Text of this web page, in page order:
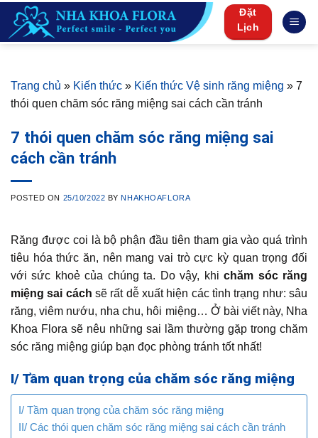
content
Đặt
Lịch
Trang chủ » Kiến thức » Kiến thức Vệ sinh răng miệng » 7
thói quen chăm sóc răng miệng sai cách cần tránh
7 thói quen chăm sóc răng miệng sai
cách cần tránh
POSTED ON 25/10/2022 BYNHAKHOAFLORA
Răng được coi là bộ phận đầu tiên tham gia vào quá trình
tiêu hóa thức ăn, nên mang vai trò cực kỳ quan trọng đối
với sức khoẻ của chúng ta. Do vậy, khichăm sóc răng
miệng sai cách sẽ rất dễ xuất hiện các tình trạng như: sâu
răng, viêm nướu, nha chu, hôi miệng… Ở bài viết này, Nha
Khoa Flora sẽ nêu những sai lầm thường gặp trong chăm
sóc răng miệng giúp bạn đọc phòng tránh tốt nhất!
I/ Tầm quan trọng của chăm sóc răng miệng
I/ Tầm quan trọng của chăm sóc răng miệng
II/ Các thói quen chăm sóc răng miệng sai cách cần tránh